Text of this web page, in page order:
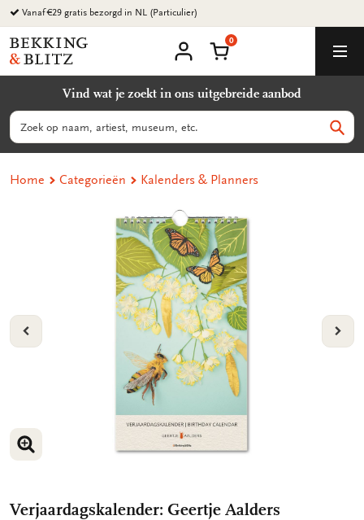
Ga
naar
content
Vanaf €29 gratis bezorgd in NL (Particulier)
Bekking
&
B.V.
account
Winkelmand
0
Vind wat je zoekt in ons uitgebreide aanbod
Zoeken
Home Categorieën Kalenders & Planners
VORIGE
VERGROOT AFBEELDING
VERGROOT AFBEELDING
Verjaardagskalender: Geertje Aalders